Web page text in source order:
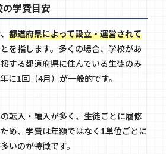
の学費目安
都道府県によって設立・運営されて
を指します。多くの場合、学校があ
する都道府県に住んでいる生徒のみ
に1回（4月）が一般的です。
転入・編入が多く、生徒ごとに履修
め、学費は年額ではなく1単位ごとに
いのが特徴です。